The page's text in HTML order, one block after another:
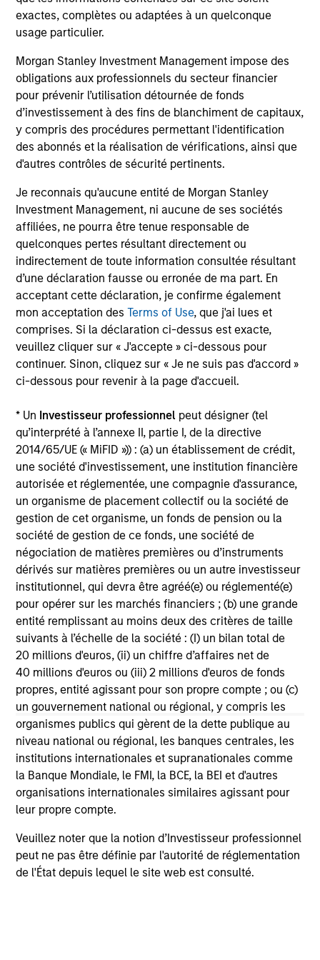
exactes, complètes ou adaptées à un quelconque
usage particulier.
Morgan Stanley Investment Management impose des
obligations aux professionnels du secteur financier
pour prévenir l’utilisation détournée de fonds
d’investissement à des fins de blanchiment de capitaux,
y compris des procédures permettant l'identification
des abonnés et la réalisation de vérifications, ainsi que
d'autres contrôles de sécurité pertinents.
Je reconnais qu'aucune entité de Morgan Stanley
Investment Management, ni aucune de ses sociétés
affiliées, ne pourra être tenue responsable de
quelconques pertes résultant directement ou
indirectement de toute information consultée résultant
d’une déclaration fausse ou erronée de ma part. En
acceptant cette déclaration, je confirme également
mon acceptation desTerms of Use, que j'ai lues et
comprises. Si la déclaration ci-dessus est exacte,
veuillez cliquer sur « J'accepte » ci-dessous pour
continuer. Sinon, cliquez sur « Je ne suis pas d'accord »
ci-dessous pour revenir à la page d'accueil.
* Un Investisseur professionnel peut désigner (tel
qu’interprété à l’annexe II, partie I, de la directive
2014/65/UE (« MiFID »)) : (a) un établissement de crédit,
une société d'investissement, une institution financière
autorisée et réglementée, une compagnie d'assurance,
un organisme de placement collectif ou la société de
gestion de cet organisme, un fonds de pension ou la
société de gestion de ce fonds, une société de
négociation de matières premières ou d’instruments
dérivés sur matières premières ou un autre investisseur
institutionnel, qui devra être agréé(e) ou réglementé(e)
pour opérer sur les marchés financiers ; (b) une grande
entité remplissant au moins deux des critères de taille
suivants à l’échelle de la société : (I) un bilan total de
20 millions d'euros, (ii) un chiffre d’affaires net de
40 millions d'euros ou (iii) 2 millions d'euros de fonds
propres, entité agissant pour son propre compte ; ou (c)
un gouvernement national ou régional, y compris les
organismes publics qui gèrent de la dette publique au
niveau national ou régional, les banques centrales, les
institutions internationales et supranationales comme
la Banque Mondiale, le FMI, la BCE, la BEI et d'autres
organisations internationales similaires agissant pour
leur propre compte.
Veuillez noter que la notion d’Investisseur professionnel
peut ne pas être définie par l'autorité de réglementation
de l'État depuis lequel le site web est consulté.
Executive Director
Andrew Stutzman, CFA
Vice President
Featured Insights
ARTICLE
2026 Russell
Reconstitution: A New Lens
on Growth, Value and
Active Management
The 2026 Russell Reconstitution
highlights a broader shift in
today’s market: the traditional
lines between Growth and Value
are becoming less distinct. Learn
what Eaton Vance investment
teams think that means for
portfolio construction,
diversification and where they see
opportunities for active investors.
03-AUG-2026
driven
be
16-JUN-
Global
International Small/Mid-Cap
U.S. Small/Mid-Cap